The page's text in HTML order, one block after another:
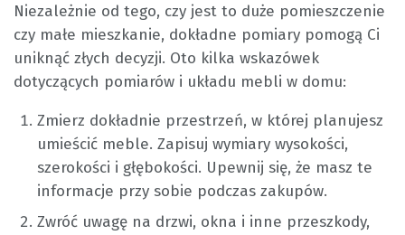
Niezależnie od tego, czy jest to duże pomieszczenie
czy małe mieszkanie, dokładne pomiary pomogą Ci
uniknąć złych decyzji. Oto kilka wskazówek
dotyczących pomiarów i układu mebli w domu:
Zmierz dokładnie przestrzeń, w której planujesz
umieścić meble. Zapisuj wymiary wysokości,
szerokości i głębokości. Upewnij się, że masz te
informacje przy sobie podczas zakupów.
Zwróć uwagę na drzwi, okna i inne przeszkody,